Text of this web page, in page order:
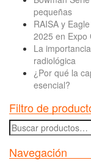
pequeñas
RAISA y
2025 en Expo
La
radiológica
¿Por qué la
esencial?
Filtro de
Buscar
por:
Navegación